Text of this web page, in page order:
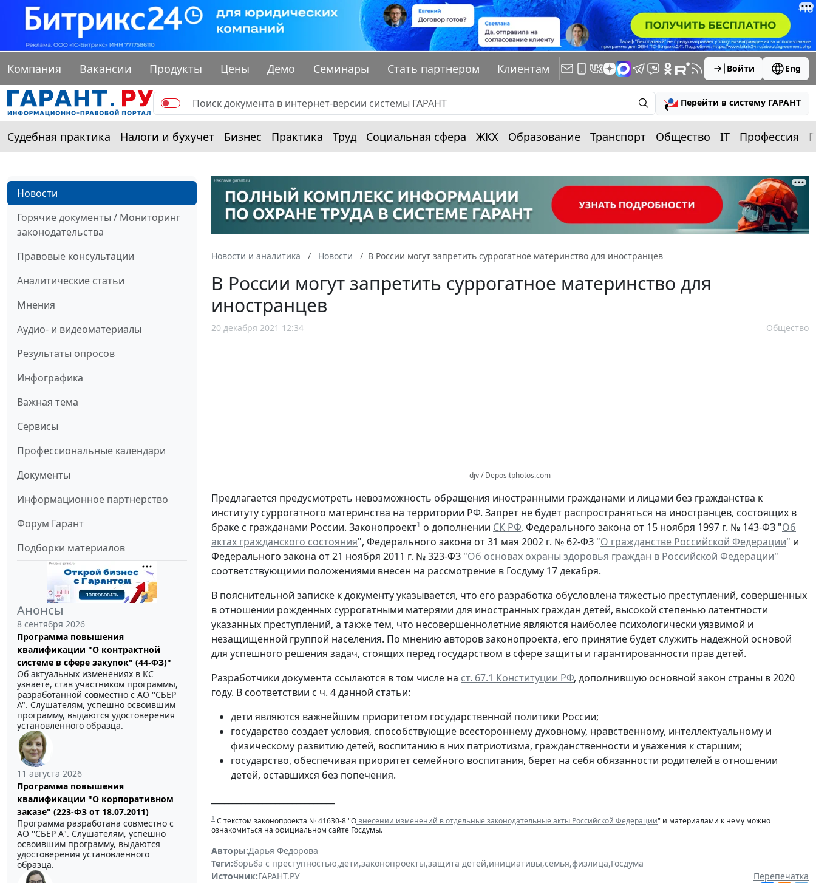
Компания Вакансии Продукты Цены Демо Семинары Стать партнером Клиентам Войти Eng
Перейти в систему ГАРАНТ
Судебная практика Налоги и бухучет Бизнес Практика Труд Социальная сфера ЖКХ Образование Транспорт Общество IT Профессия
Новости
Горячие документы / Мониторинг
законодательства
Правовые консультации
Аналитические статьи
Мнения
Аудио- и видеоматериалы
Результаты опросов
Инфографика
Важная тема
Сервисы
Профессиональные календари
Документы
Информационное партнерство
Форум Гарант
Подборки материалов
Анонсы
8 сентября 2026
Программа повышения
квалификации "О контрактной
системе в сфере закупок" (44-ФЗ)"
Об актуальных изменениях в КС
узнаете, став участником программы,
разработанной совместно с АО ''СБЕР
А". Слушателям, успешно освоившим
программу, выдаются удостоверения
установленного образца.
11 августа 2026
Программа повышения
квалификации "О корпоративном
заказе" (223-ФЗ от 18.07.2011)
Программа разработана совместно с
АО ''СБЕР А". Слушателям, успешно
освоившим программу, выдаются
удостоверения установленного
образца.
Новости и аналитика Новости В России могут запретить суррогатное материнство для иностранцев
В России могут запретить суррогатное материнство для
иностранцев
20 декабря 2021 12:34 Общество
djv / Depositphotos.com
Предлагается предусмотреть невозможность обращения иностранными гражданами и лицами без гражданства к
институту суррогатного материнства на территории РФ. Запрет не будет распространяться на иностранцев, состоящих в
браке с гражданами России. Законопроект1 о дополнении СК РФ, Федерального закона от 15 ноября 1997 г. № 143-ФЗ "Об
актах гражданского состояния", Федерального закона от 31 мая 2002 г. № 62-ФЗ "О гражданстве Российской Федерации" и
Федерального закона от 21 ноября 2011 г. № 323-ФЗ "Об основах охраны здоровья граждан в Российской Федерации"
соответствующими положениями внесен на рассмотрение в Госдуму 17 декабря.
В пояснительной записке к документу указывается, что его разработка обусловлена тяжестью преступлений, совершенных
в отношении рожденных суррогатными матерями для иностранных граждан детей, высокой степенью латентности
указанных преступлений, а также тем, что несовершеннолетние являются наиболее психологически уязвимой и
незащищенной группой населения. По мнению авторов законопроекта, его принятие будет служить надежной основой
для успешного решения задач, стоящих перед государством в сфере защиты и гарантированности прав детей.
Разработчики документа ссылаются в том числе на ст. 67.1 Конституции РФ, дополнившую основной закон страны в 2020
году. В соответствии с ч. 4 данной статьи:
дети являются важнейшим приоритетом государственной политики России;
государство создает условия, способствующие всестороннему духовному, нравственному, интеллектуальному и
физическому развитию детей, воспитанию в них патриотизма, гражданственности и уважения к старшим;
государство, обеспечивая приоритет семейного воспитания, берет на себя обязанности родителей в отношении
детей, оставшихся без попечения.
1 С текстом законопроекта № 41630-8 "О внесении изменений в отдельные законодательные акты Российской Федерации" и материалами к нему можно
ознакомиться на официальном сайте Госдумы.
Авторы:Дарья Федорова
Теги:борьба с преступностью,дети,законопроекты,защита детей,инициативы,семья,физлица,Госдума
Источник:ГАРАНТ.РУ
Перепечатка